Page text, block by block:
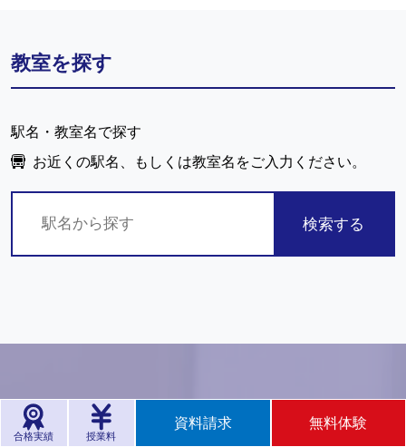
教室を探す
駅名・教室名で探す
お近くの駅名、もしくは教室名をご入力ください。
検索する
合格実績 授業料
資料請求 無料体験